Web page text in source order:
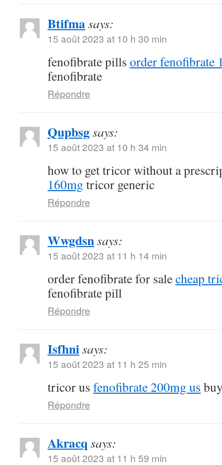
Btifmasays:
15 août 2023 at 10 h 30 min
fenofibrate pills order fenofibrate
fenofibrate
Répondre
Qupbsgsays:
15 août 2023 at 10 h 34 min
how to get tricor without a
160mg tricor generic
Répondre
Wwgdsnsays:
15 août 2023 at 11 h 14 min
order fenofibrate for salecheap
fenofibrate pill
Répondre
Isfhnisays:
15 août 2023 at 11 h 25 min
tricor us fenofibrate 200mg us
Répondre
Akracq says:
15 août 2023 at 11 h 59 min